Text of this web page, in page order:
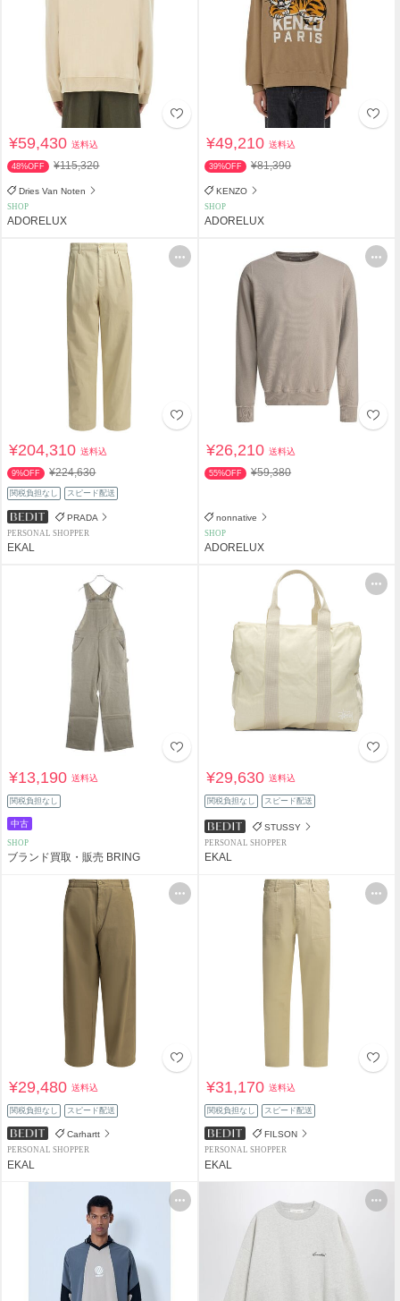
¥59,430送料込
48%OFF ¥115,320
Dries Van Noten
SHOP
ADORELUX
¥49,210送料込
39%OFF ¥81,390
KENZO
SHOP
ADORELUX
¥204,310送料込
9%OFF ¥224,630
関税負担なし スピード配送
PRADA
PERSONAL SHOPPER
EKAL
¥26,210送料込
55%OFF ¥59,380
nonnative
SHOP
ADORELUX
¥13,190送料込
関税負担なし
中古
SHOP
ブランド買取・販売 BRING
¥29,630送料込
関税負担なし スピード配送
STUSSY
PERSONAL SHOPPER
EKAL
¥29,480送料込
関税負担なし スピード配送
Carhartt
PERSONAL SHOPPER
EKAL
¥31,170送料込
関税負担なし スピード配送
FILSON
PERSONAL SHOPPER
EKAL